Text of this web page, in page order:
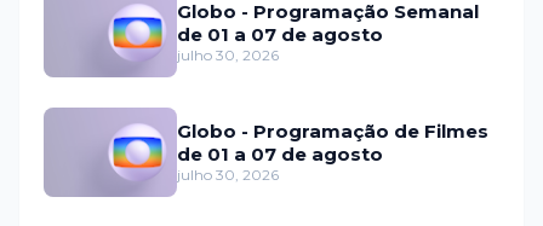
Globo - Programação Semanal
de 01 a 07 de agosto
julho 30, 2026
Globo - Programação de Filmes
de 01 a 07 de agosto
julho 30, 2026